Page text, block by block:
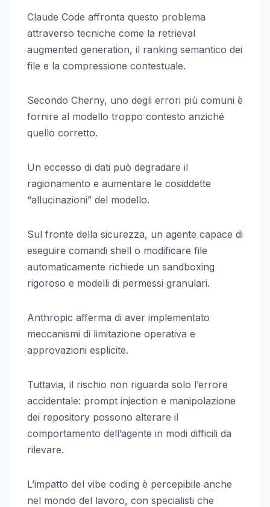
Claude Code affronta questo problema
attraverso tecniche come la retrieval
augmented generation, il ranking semantico dei
file e la compressione contestuale.
Secondo Cherny, uno degli errori più comuni è
fornire al modello troppo contesto anziché
quello corretto.
Un eccesso di dati può degradare il
ragionamento e aumentare le cosiddette
“allucinazioni” del modello.
Sul fronte della sicurezza, un agente capace di
eseguire comandi shell o modificare file
automaticamente richiede un sandboxing
rigoroso e modelli di permessi granulari.
Anthropic afferma di aver implementato
meccanismi di limitazione operativa e
approvazioni esplicite.
Tuttavia, il rischio non riguarda solo l’errore
accidentale: prompt injection e manipolazione
dei repository possono alterare il
comportamento dell’agente in modi difficili da
rilevare.
L’impatto del vibe coding è percepibile anche
nel mondo del lavoro, con specialisti che